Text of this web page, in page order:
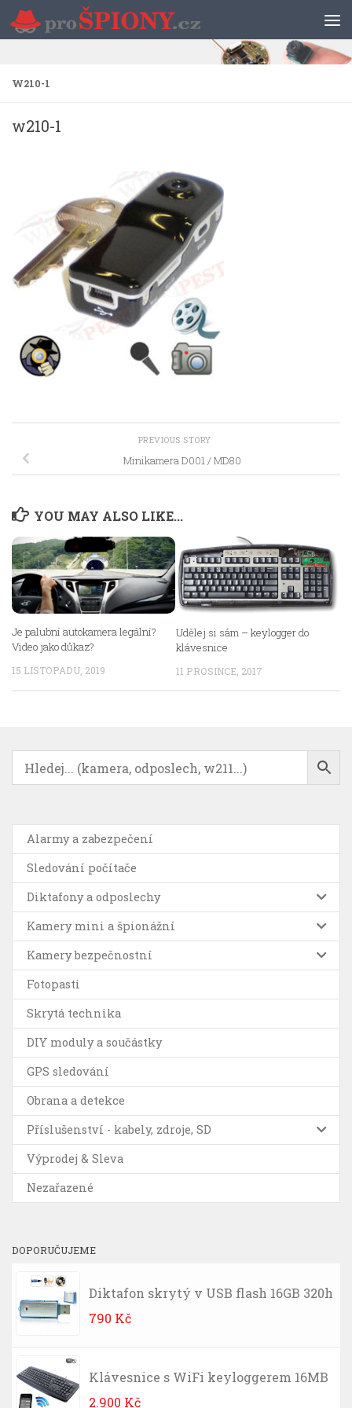
Skip to content
W210-1
w210-1
PREVIOUS STORY
Minikamera D001 / MD80
YOU MAY ALSO LIKE...
Je palubní autokamera legální?
Video jako důkaz?
15 LISTOPADU, 2019
Udělej si sám – keylogger do
klávesnice
11 PROSINCE, 2017
Alarmy a zabezpečení
Sledování počítače
Diktafony a odposlechy
Kamery mini a špionážní
Kamery bezpečnostní
Fotopasti
Skrytá technika
DIY moduly a součástky
GPS sledování
Obrana a detekce
Příslušenství - kabely, zdroje, SD
Výprodej & Sleva
Nezařazené
DOPORUČUJEME
Diktafon skrytý v USB flash 16GB 320h
790 Kč
Klávesnice s WiFi keyloggerem 16MB
2.900 Kč